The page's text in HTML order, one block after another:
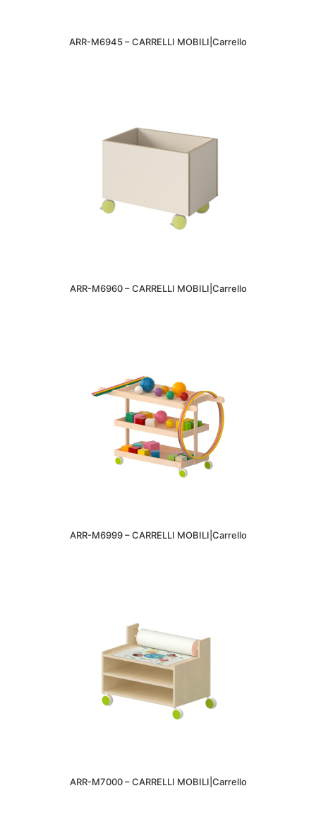
ARR-M6945 – CARRELLI MOBILI|Carrello
ARR-M6960 – CARRELLI MOBILI|Carrello
ARR-M6999 – CARRELLI MOBILI|Carrello
ARR-M7000 – CARRELLI MOBILI|Carrello